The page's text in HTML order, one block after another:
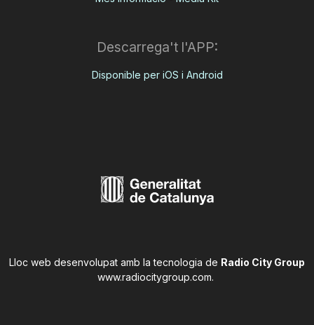
Descarrega't l'APP:
Disponible per iOS i Android
Lloc web desenvolupat amb la tecnologia de Radio City Group
www.radiocitygroup.com.